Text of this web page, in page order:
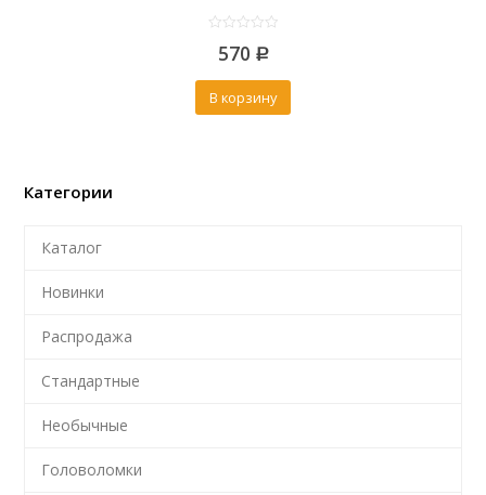
out
5
570 Р
В корзину
Категории
Каталог
Новинки
Распродажа
Стандартные
Необычные
Головоломки